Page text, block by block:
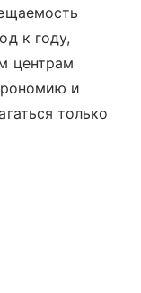
к году,
центрам
и
только